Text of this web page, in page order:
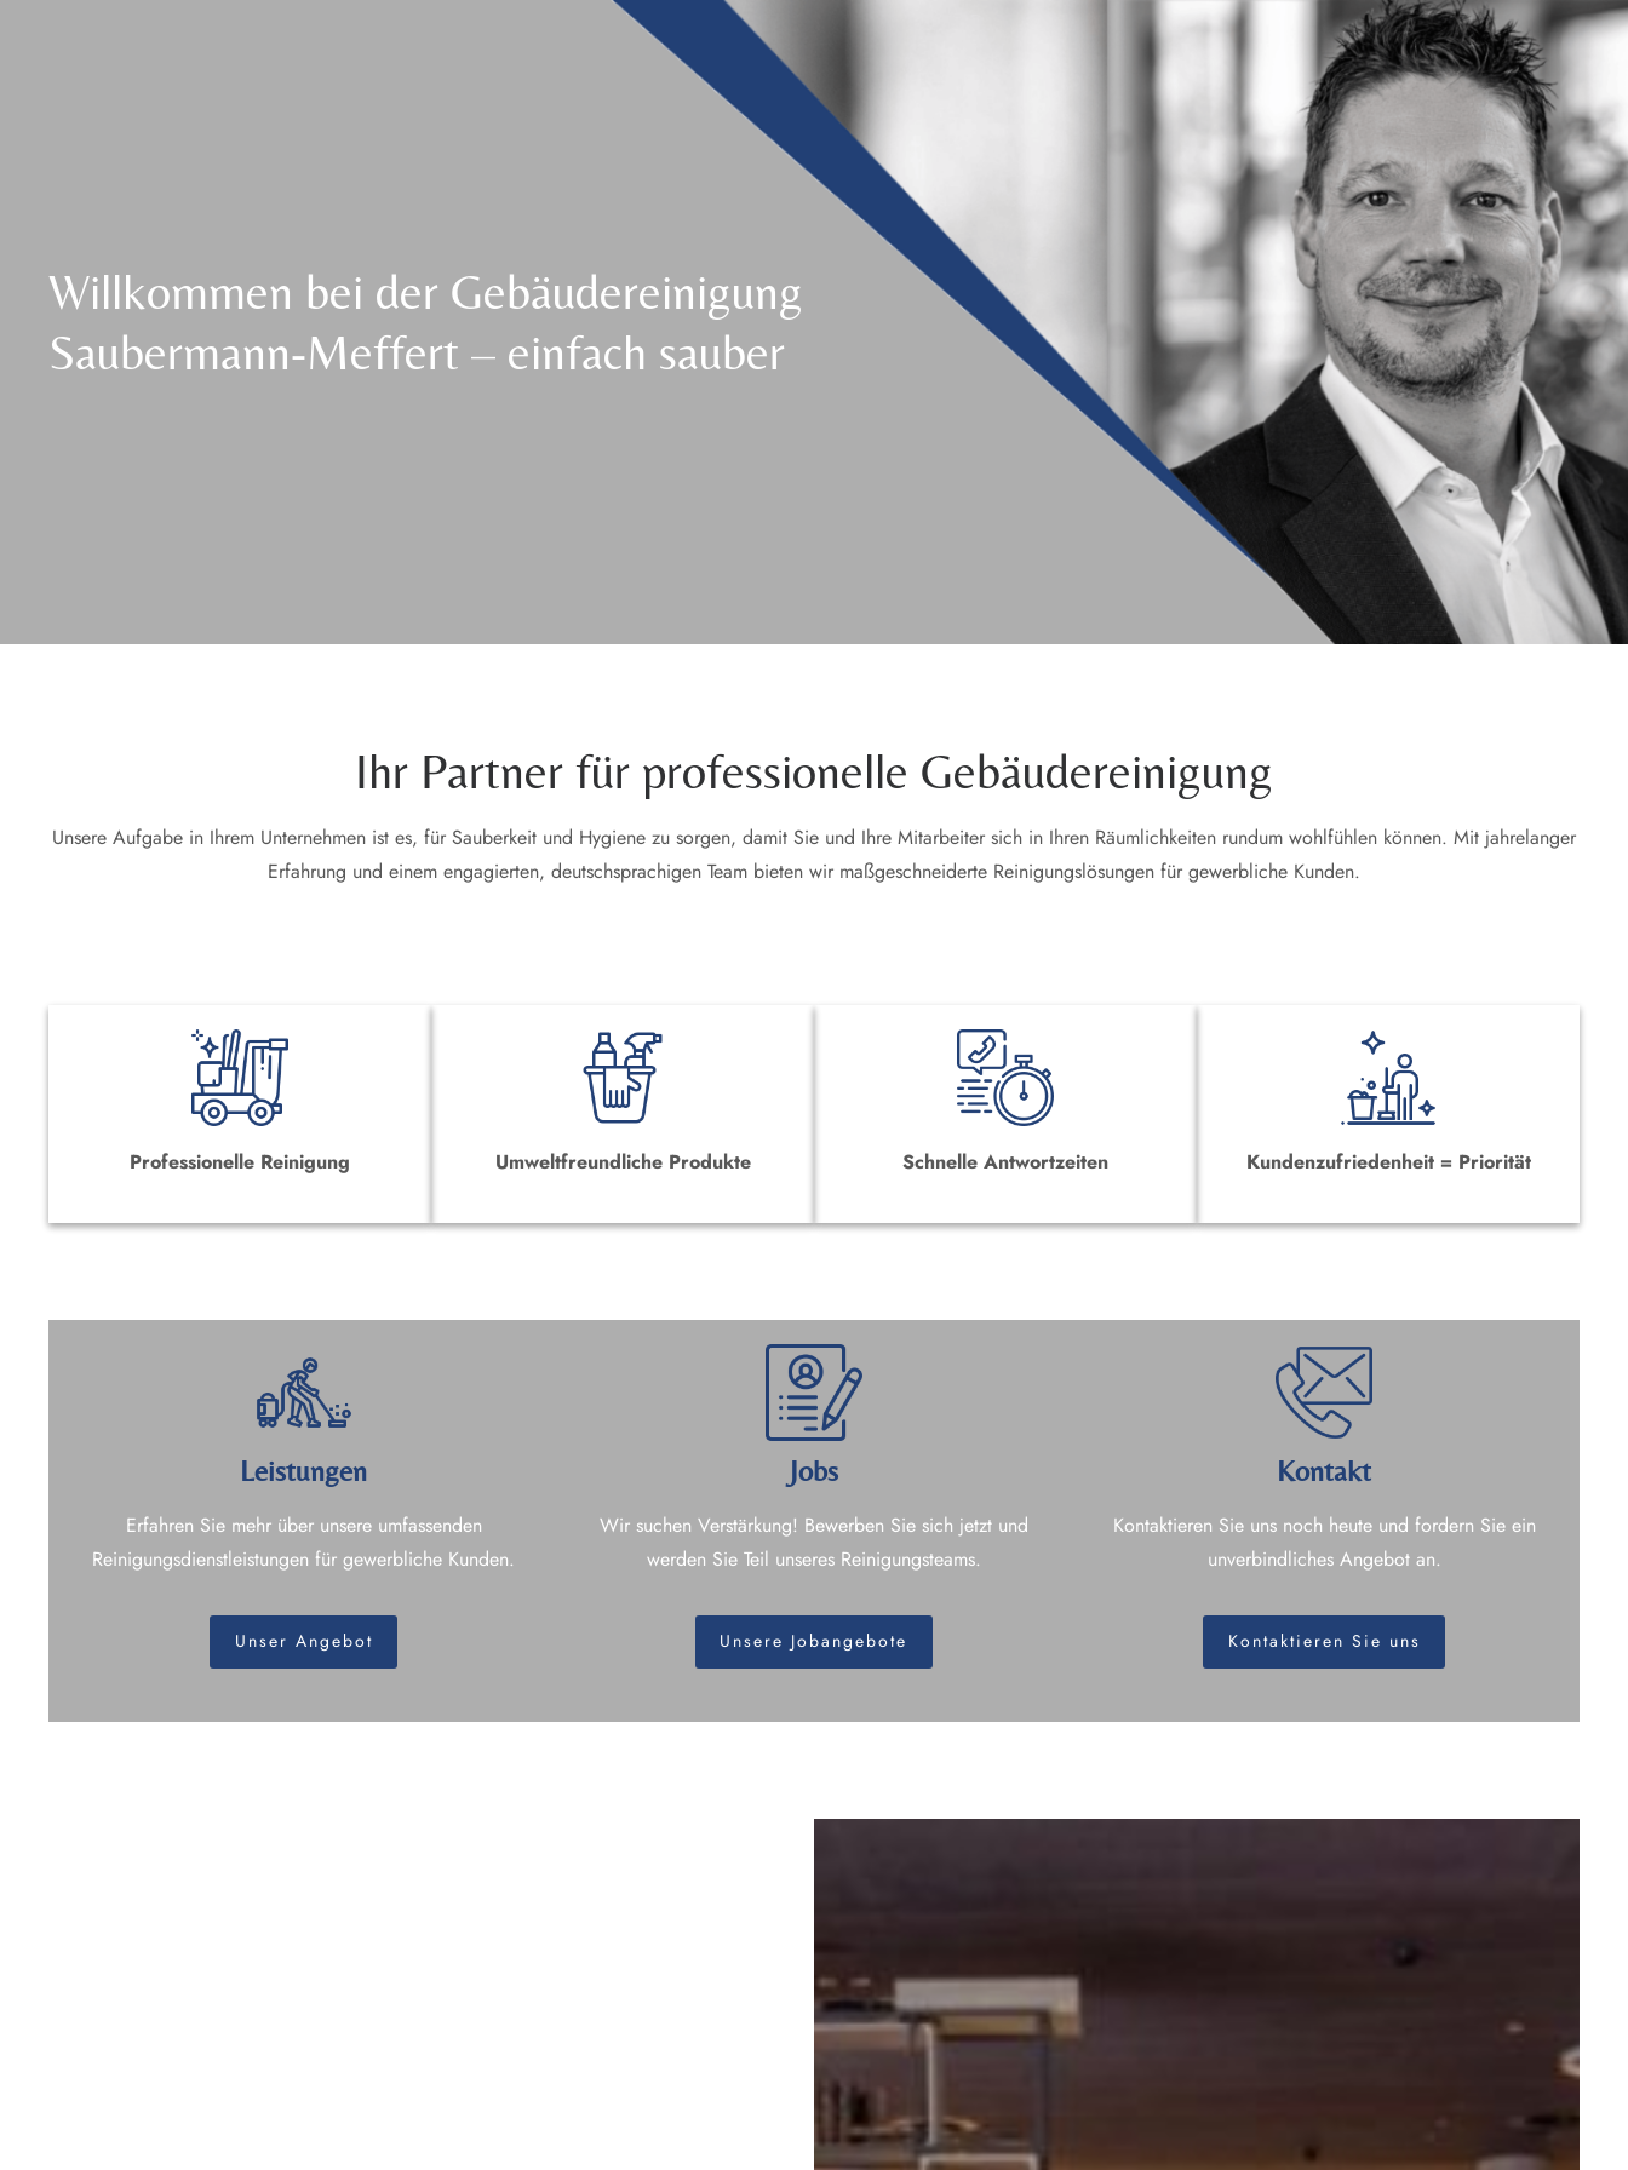
Willkommen bei der Gebäudereinigung
Saubermann-Meffert – einfach sauber
Ihr Partner für professionelle Gebäudereinigung
Unsere Aufgabe in Ihrem Unternehmen ist es, für Sauberkeit und Hygiene zu sorgen, damit Sie und Ihre Mitarbeiter sich in Ihren Räumlichkeiten rundum wohlfühlen können. Mit jahrelanger
Erfahrung und einem engagierten, deutschsprachigen Team bieten wir maßgeschneiderte Reinigungslösungen für gewerbliche Kunden.
Professionelle Reinigung Umweltfreundliche Produkte Schnelle Antwortzeiten Kundenzufriedenheit = Priorität
Leistungen
Erfahren Sie mehr über unsere umfassenden
Reinigungsdienstleistungen für gewerbliche Kunden.
Unser Angebot
Jobs
Wir suchen Verstärkung! Bewerben Sie sich jetzt und
werden Sie Teil unseres Reinigungsteams.
Unsere Jobangebote
Kontakt
Kontaktieren Sie uns noch heute und fordern Sie ein
unverbindliches Angebot an.
Kontaktieren Sie uns